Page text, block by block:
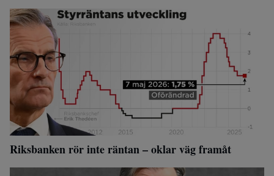
Riksbanken rör inte räntan – oklar väg framåt